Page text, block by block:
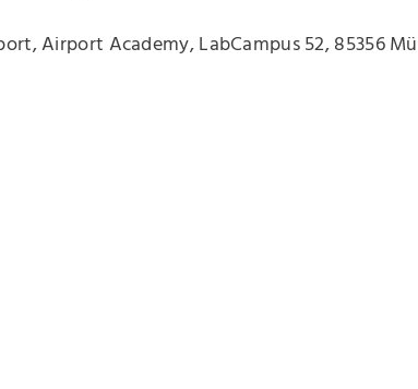
Airport Academy, LabCampus 52, 85356